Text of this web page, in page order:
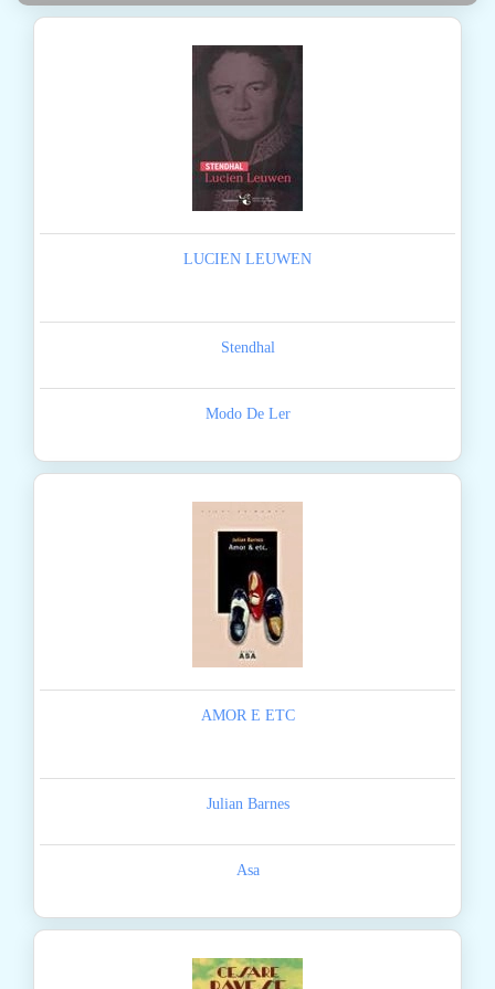
LUCIEN LEUWEN
Stendhal
Modo De Ler
AMOR E ETC
Julian Barnes
Asa